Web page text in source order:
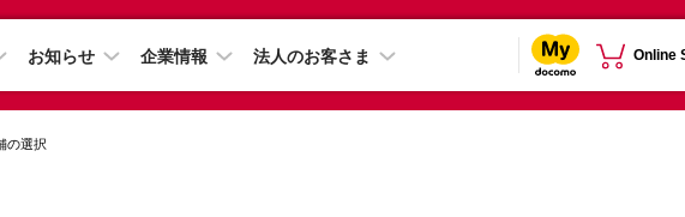
お知らせ 企業情報 法人のお客さま Online
の選択